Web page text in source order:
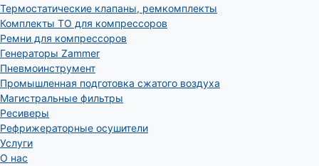
Термостатические клапаны, ремкомплекты
Комплекты ТО для компрессоров
Ремни для компрессоров
Генераторы Zammer
Пневмоинструмент
Промышленная подготовка сжатого воздуха
Магистральные фильтры
Ресиверы
Рефрижераторные осушители
Услуги
О нас